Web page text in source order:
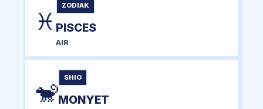
♓
ZODIAK
PISCES
AIR
🐒
SHIO
MONYET